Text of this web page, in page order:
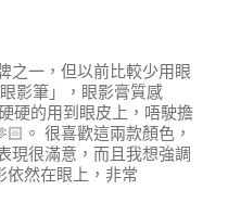
之一，但以前比較少用眼
影筆」，眼影膏質感
硬的用到眼皮上，唔駛擔
。 很喜歡這兩款顏色，
現很滿意，而且我想強調
依然在眼上，非常